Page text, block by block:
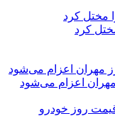
کرد
روز خودرو